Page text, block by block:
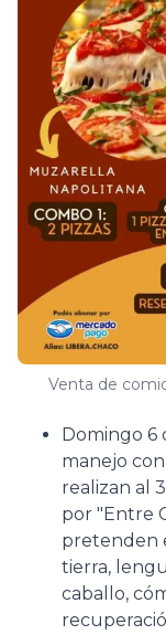
Venta de
Domingo 6
manejo con
realizan al
por "Entre
pretenden
tierra,
caballo,